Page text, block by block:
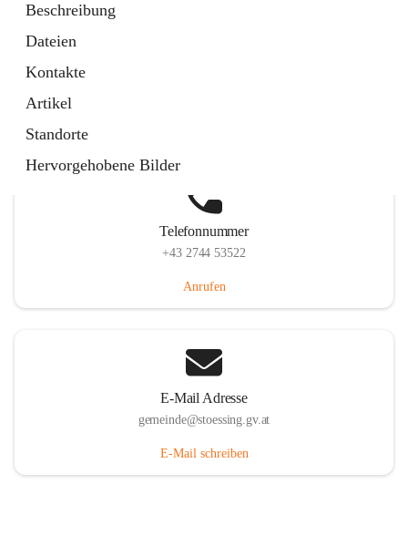
Beschreibung
Dateien
Kontakte
Artikel
Standorte
Hervorgehobene Bilder
Telefonnummer
+43 2744 53522
Anrufen
E-Mail Adresse
gemeinde@stoessing.gv.at
E-Mail schreiben